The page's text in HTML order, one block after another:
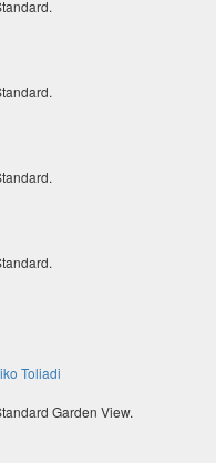
Toliadi
Garden View.